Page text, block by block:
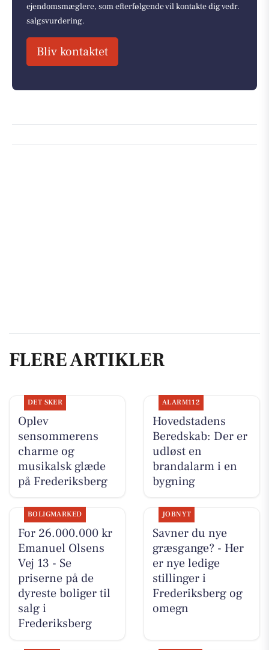
ejendomsmæglere, som efterfølgende vil kontakte dig vedr.
salgsvurdering.
Bliv kontaktet
FLERE ARTIKLER
DET SKER
Oplev
sensommerens
charme og
musikalsk glæde
på Frederiksberg
ALARM112
Hovedstadens
Beredskab: Der er
udløst en
brandalarm i en
bygning
BOLIGMARKED
For 26.000.000 kr
Emanuel Olsens
Vej 13 - Se
priserne på de
dyreste boliger til
salg i
Frederiksberg
JOBNYT
Savner du nye
græsgange? - Her
er nye ledige
stillinger i
Frederiksberg og
omegn